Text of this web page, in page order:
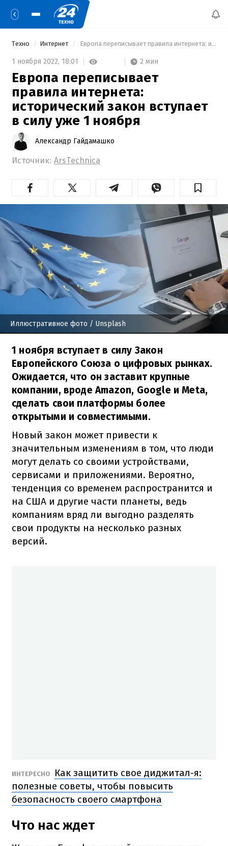
Техно Интернет Европа переписывает правила интернета: исторический закон вступает в силу уже 1 ноября
1 ноября 2022, 18:01 2 мин
Европа переписывает
правила интернета:
исторический закон вступает
в силу уже 1 ноября
Александр Гайдамашко
Источник: ArsTechnica
Иллюстративное фото / Unsplash
1 ноября вступает в силу Закон
Европейского Союза о цифровых рынках.
Ожидается, что он заставит крупные
компании, вроде Amazon, Google и Meta,
сделать свои платформы более
открытыми и совместимыми.
Новый закон может привести к
значительным изменениям в том, что люди
могут делать со своими устройствами,
сервисами и приложениями. Вероятно,
тенденция со временем распространится и
на США и другие части планеты, ведь
компаниям вряд ли выгодно разделять
свои продукты на несколько разных
версий.
ИНТЕРЕСНО
Как защитить свое диджитал-я:
полезные советы, чтобы повысить
безопасность своего смартфона
Что нас ждет